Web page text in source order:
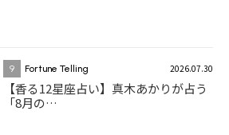
9 Fortune Telling 2026.07.30
【香る12星座占い】真木あかりが占う
「8月の…